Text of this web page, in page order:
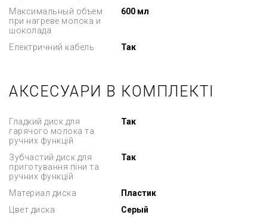
Максимальный объем
при нагреве молока и
шоколада
600 мл
Електричний кабель Так
АКСЕСУАРИ В КОМПЛЕКТІ
Гладкий диск для
гарячого молока та
ручних функцій
Так
Зубчастий диск для
приготування піни та
ручних функцій
Так
Материал диска
Пластик
Цвет диска
Серый